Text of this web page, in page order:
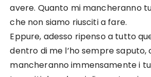
avere. Quanto mi mancheranno
che non siamo riusciti a fare.
Eppure, adesso ripenso a tutto
dentro di me l’ho sempre saputo,
mancheranno immensamente i